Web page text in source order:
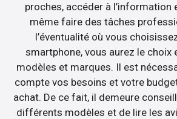
proches, accéder à l’information
même faire des tâches
l’éventualité où vous
smartphone, vous aurez le
modèles et marques. Il est
compte vos besoins et votre
achat. De ce fait, il demeure
différents modèles et de lire les